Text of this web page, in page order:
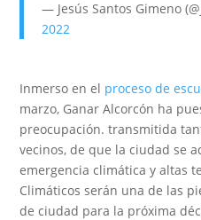
— Jesús Santos Gimeno
2022
Inmerso en el proceso de
marzo, Ganar Alcorcón ha
preocupación. transmitida
vecinos, de que la ciudad se
emergencia climática y altas
Climáticos serán una de las
de ciudad para la próxima